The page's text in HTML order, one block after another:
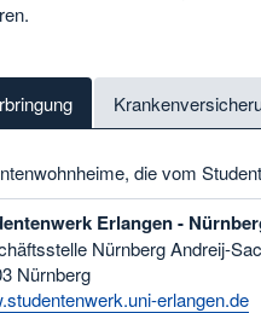
die vom
Erlangen -
Nürnberg Andreij-
Nürnberg
erlangen.de